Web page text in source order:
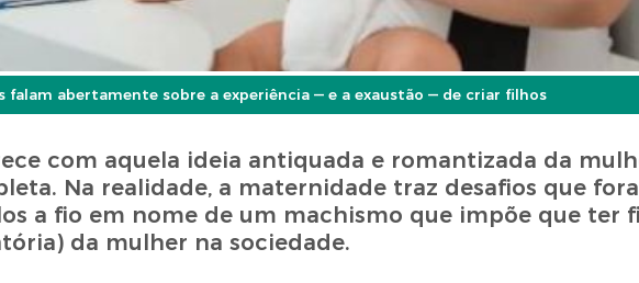
falam abertamente sobre a experiência — e a exaustão — de criar filhos
com aquela ideia antiquada e romantizada da
Na realidade, a maternidade traz desafios que
a fio em nome de um machismo que impõe que ter
da mulher na sociedade.